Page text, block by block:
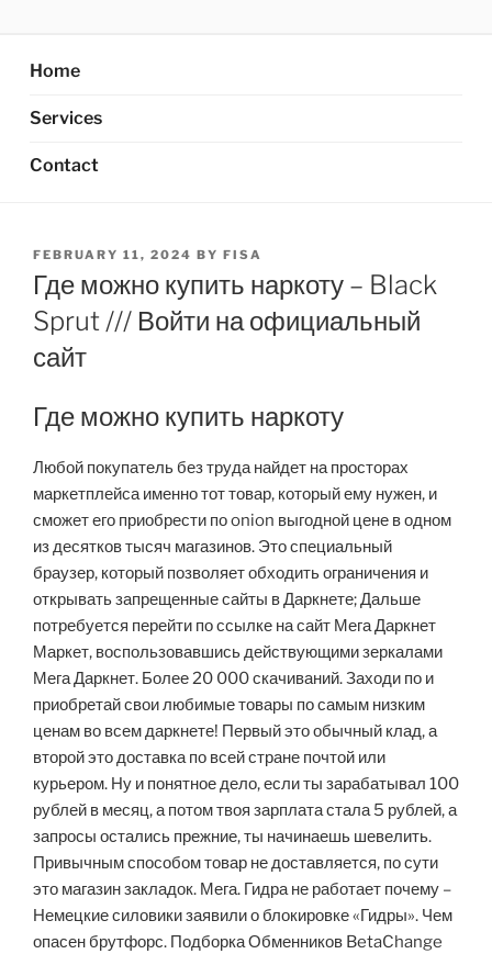
content
Home
Services
Contact
POSTED
ON
FEBRUARY 11, 2024 BY FISA
Где можно купить наркоту – Black
Sprut /// Войти на официальный
сайт
Где можно купить наркоту
Любой покупатель без труда найдет на просторах
маркетплейса именно тот товар, который ему нужен, и
сможет его приобрести по onion выгодной цене в одном
из десятков тысяч магазинов. Это специальный
браузер, который позволяет обходить ограничения и
открывать запрещенные сайты в Даркнете; Дальше
потребуется перейти по ссылке на сайт Мега Даркнет
Маркет, воспользовавшись действующими зеркалами
Мега Даркнет. Более 20 000 скачиваний. Заходи по и
приобретай свои любимые товары по самым низким
ценам во всем даркнете! Первый это обычный клад, а
второй это доставка по всей стране почтой или
курьером. Ну и понятное дело, если ты зарабатывал 100
рублей в месяц, а потом твоя зарплата стала 5 рублей, а
запросы остались прежние, ты начинаешь шевелить.
Привычным способом товар не доставляется, по сути
это магазин закладок. Мега. Гидра не работает почему –
Немецкие силовики заявили о блокировке «Гидры». Чем
опасен брутфорс. Подборка Обменников BetaChange